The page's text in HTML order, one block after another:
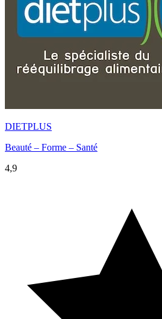
DIETPLUS
Beauté – Forme – Santé
4,9